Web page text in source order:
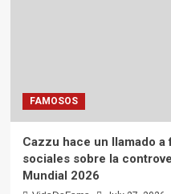
FAMOSOS
Cazzu hace un llamado
sociales sobre la
Mundial 2026